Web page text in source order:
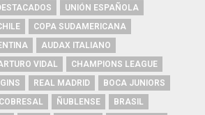
UNIÓN ESPAÑOLA
COPA SUDAMERICANA
AUDAX ITALIANO
VIDAL
CHAMPIONS LEAGUE
REAL MADRID
BOCA JUNIORS
COBRESAL ÑUBLENSE
BRASIL